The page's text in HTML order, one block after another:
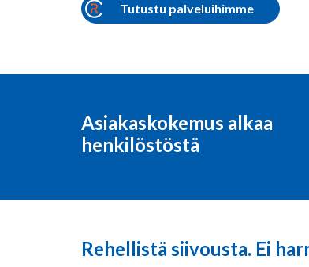
Tutustu palveluihimme
Asiakaskokemus alkaa
henkilöstöstä
Rehellistä siivousta. Ei